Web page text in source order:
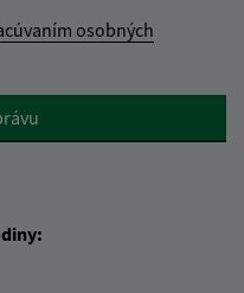
osobných